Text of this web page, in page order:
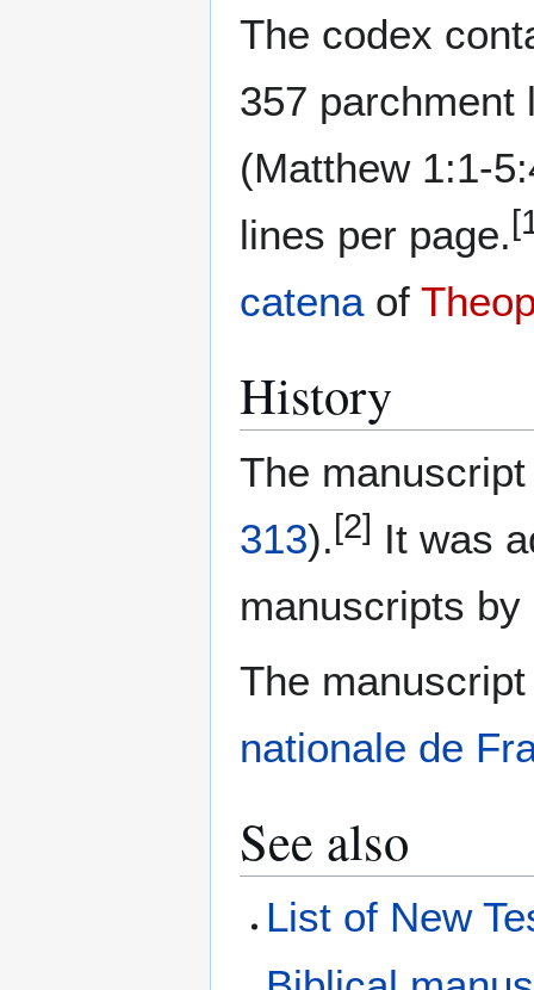
The codex
357
(Matthew 1:1-
lines per page.
catenaof
History
The
313). [2] It was
manuscripts by
The
nationale de
See also
List of New